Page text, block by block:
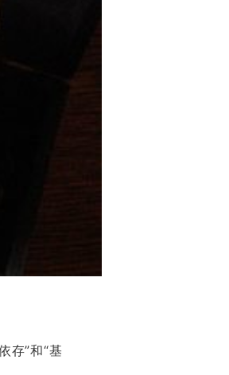
存”和“基